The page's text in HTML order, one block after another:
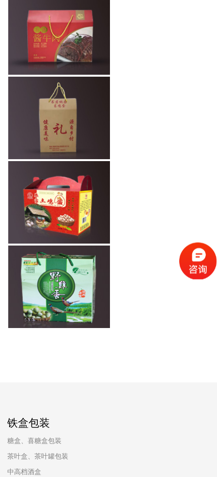
优质熟食牛肉手
提彩盒包
高档鸡蛋包装礼
盒—牛皮
高档鸡蛋礼品包
装
土鸡蛋纸盒包装
铁盒包装
糖盒、喜糖盒包装
茶叶盒、茶叶罐包装
中高档酒盒